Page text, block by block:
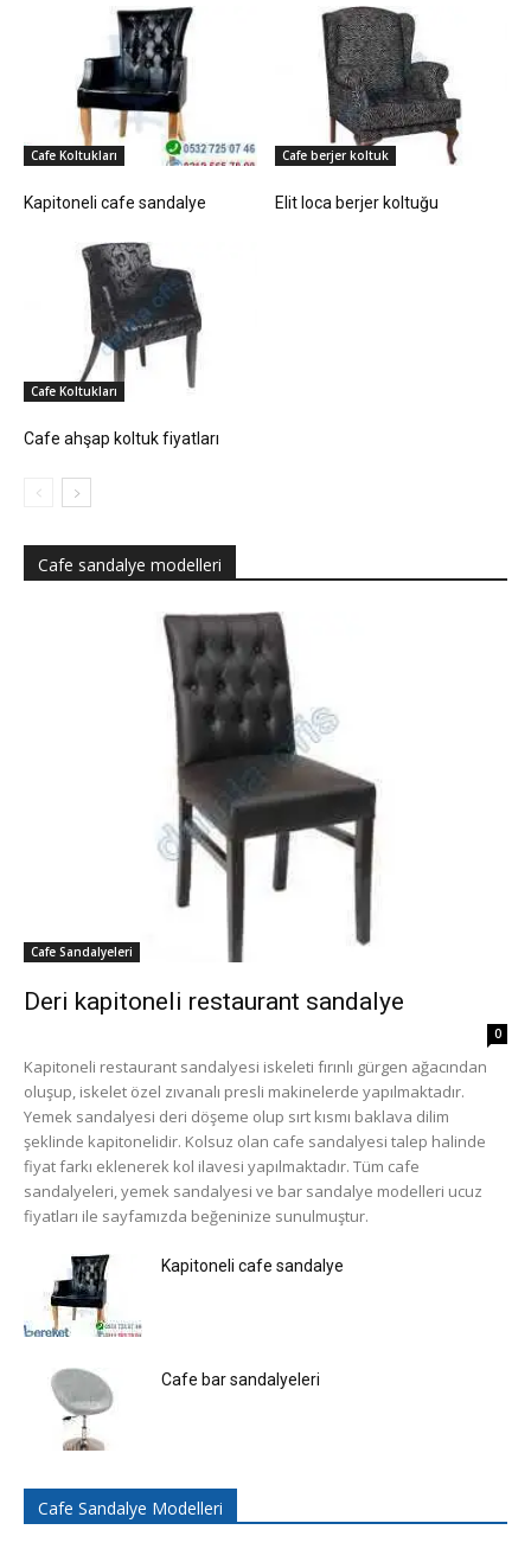
Cafe Koltukları
Kapitoneli cafe sandalye
Cafe berjer koltuk
Elit loca berjer koltuğu
Cafe Koltukları
Cafe ahşap koltuk fiyatları
Cafe sandalye modelleri
Cafe Sandalyeleri
Deri kapitoneli restaurant sandalye
0
Kapitoneli restaurant sandalyesi iskeleti fırınlı gürgen ağacından
oluşup, iskelet özel zıvanalı presli makinelerde yapılmaktadır.
Yemek sandalyesi deri döşeme olup sırt kısmı baklava dilim
şeklinde kapitonelidir. Kolsuz olan cafe sandalyesi talep halinde
fiyat farkı eklenerek kol ilavesi yapılmaktadır. Tüm cafe
sandalyeleri, yemek sandalyesi ve bar sandalye modelleri ucuz
fiyatları ile sayfamızda beğeninize sunulmuştur.
Kapitoneli cafe sandalye
Cafe bar sandalyeleri
Cafe Sandalye Modelleri